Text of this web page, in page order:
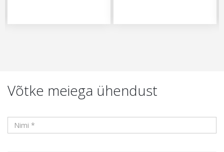
Võtke meiega ühendust